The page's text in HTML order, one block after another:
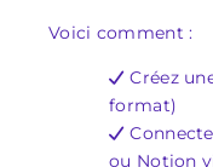
Voici comment :
Créez
format)
ou Notion